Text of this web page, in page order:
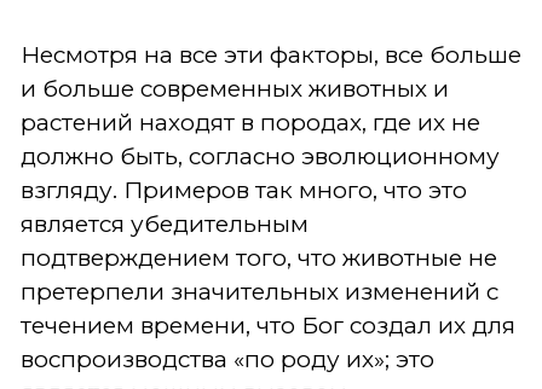
Несмотря на все эти факторы, все больше
и больше современных животных и
растений находят в породах, где их не
должно быть, согласно эволюционному
взгляду. Примеров так много, что это
является убедительным
подтверждением того, что животные не
претерпели значительных изменений с
течением времени, что Бог создал их для
воспроизводства «по роду их»; это